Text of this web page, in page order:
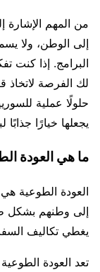
من المهم الإشارة
إلى الوطن، ولا
البرامج. إذا كنت
لك الفرصة لاتخاذ
حلولًا عملية
يجعلها خيارًا
ما هي العودة
العودة الطوعية
إلى وطنهم بشكل
يغطي تكاليف
تعد العودة